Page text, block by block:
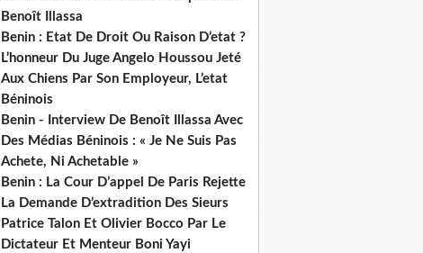
Benoît Illassa
Benin : Etat De Droit Ou Raison D’etat ?
L’honneur Du Juge Angelo Houssou Jeté
Aux Chiens Par Son Employeur, L’etat
Béninois
Benin - Interview De Benoît Illassa Avec
Des Médias Béninois : « Je Ne Suis Pas
Achete, Ni Achetable »
Benin : La Cour D’appel De Paris Rejette
La Demande D’extradition Des Sieurs
Patrice Talon Et Olivier Bocco Par Le
Dictateur Et Menteur Boni Yayi